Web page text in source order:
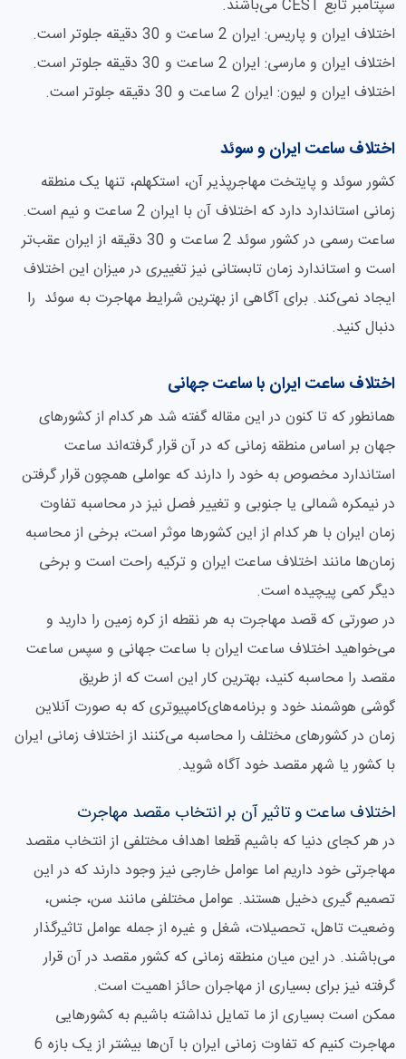
سپتامبر تابع CEST می‌باشند.
اختلاف ایران و پاریس: ایران 2 ساعت و 30 دقیقه جلوتر است.
اختلاف ایران و مارسی: ایران 2 ساعت و 30 دقیقه جلو‌‌تر است.
اختلاف ایران و لیون: ایران 2 ساعت و 30 دقیقه جلوتر است.
اختلاف ساعت ایران و سوئد
کشور سوئد و پایتخت مهاجرپذیر آن، استکهلم، تنها یک منطقه
زمانی استاندارد دارد که اختلاف آن با ایران 2 ساعت و نیم است.
ساعت رسمی در کشور سوئد 2 ساعت و 30 دقیقه از ایران عقب‌تر
است و استاندارد زمان تابستانی نیز تغییری در میزان این اختلاف
ایجاد نمی‌کند. برای آگاهی از بهترین شرایط مهاجرت به سوئد را
دنبال کنید.
اختلاف ساعت ایران با ساعت جهانی
همانطور که تا کنون در این مقاله گفته شد هر کدام از کشورهای
جهان بر اساس منطقه زمانی که در آن قرار گرفته‌اند ساعت
استاندارد مخصوص به خود را دارند که عواملی همچون قرار گرفتن
در نیمکره شمالی یا جنوبی و تغییر فصل نیز در محاسبه تفاوت
زمان ایران با هر کدام از این کشورها موثر است، برخی از محاسبه
زمان‌ها مانند اختلاف ساعت ایران و ترکیه راحت است و برخی
دیگر کمی پیچیده است.
در صورتی که قصد مهاجرت به هر نقطه از کره زمین را دارید و
می‌خواهید اختلاف ساعت ایران با ساعت جهانی و سپس ساعت
مقصد را محاسبه کنید، بهترین کار این است که از طریق
گوشی‌ هوشمند خود و برنامه‌های‌کامپیوتری که به صورت آنلاین
زمان در کشورهای مختلف را محاسبه می‌کنند از اختلاف زمانی ایران
با کشور یا شهر مقصد خود آگاه شوید.
اختلاف ساعت و تاثیر آن بر انتخاب مقصد مهاجرت
در هر کجای دنیا که باشیم قطعا اهداف مختلفی از انتخاب مقصد
مهاجرتی خود داریم اما عوامل خارجی نیز وجود دارند که در این
تصمیم گیری دخیل هستند. عوامل مختلفی مانند سن، جنس،
وضعیت تاهل، تحصیلات، شغل و غیره از جمله عوامل تاثیرگذار
می‌باشند. در این میان منطقه زمانی که کشور مقصد در آن قرار
گرفته نیز برای بسیاری از مهاجران حائز اهمیت است.
ممکن است بسیاری از ما تمایل نداشته باشیم به کشورهایی
مهاجرت کنیم که تفاوت زمانی ایران با آن‌ها بیشتر از یک بازه 6